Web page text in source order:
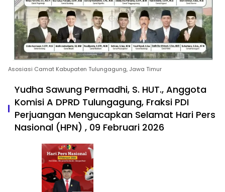
Asosiasi Camat Kabupaten Tulungagung, Jawa Timur
Yudha Sawung Permadhi, S. HUT., Anggota
Komisi A DPRD Tulungagung, Fraksi PDI
Perjuangan Mengucapkan Selamat Hari Pers
Nasional (HPN) , 09 Februari 2026